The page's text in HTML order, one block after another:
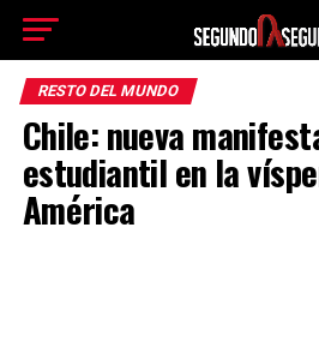
RESTO DEL MUNDO
Chile: nueva
estudiantil en la
América